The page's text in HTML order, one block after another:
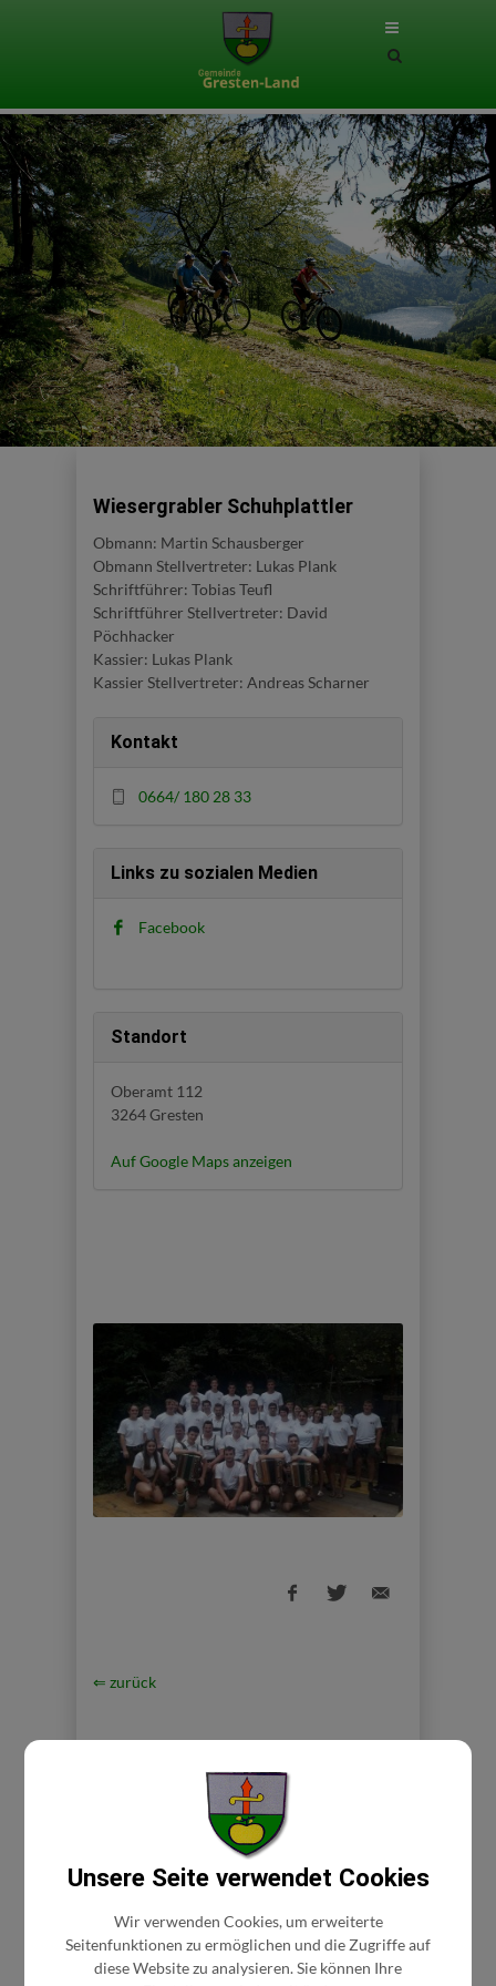
Site
Wiesergrabler Schuhplattler
Obmann: Martin Schausberger
Obmann Stellvertreter: Lukas Plank
Schriftführer: Tobias Teufl
Schriftführer Stellvertreter: David
Pöchhacker
Kassier: Lukas Plank
Kassier Stellvertreter: Andreas Scharner
Kontakt
0664/ 180 28 33
Links zu sozialen Medien
Facebook
Standort
Oberamt 112
3264 Gresten
Auf Google Maps anzeigen
⇐ zurück
BÜRGERSERVICE
Abgaben/Gebühren
Unsere Seite verwendet Cookies
Wir verwenden Cookies, um erweiterte
Seitenfunktionen zu ermöglichen und die Zugriffe auf
diese Website zu analysieren. Sie können Ihre